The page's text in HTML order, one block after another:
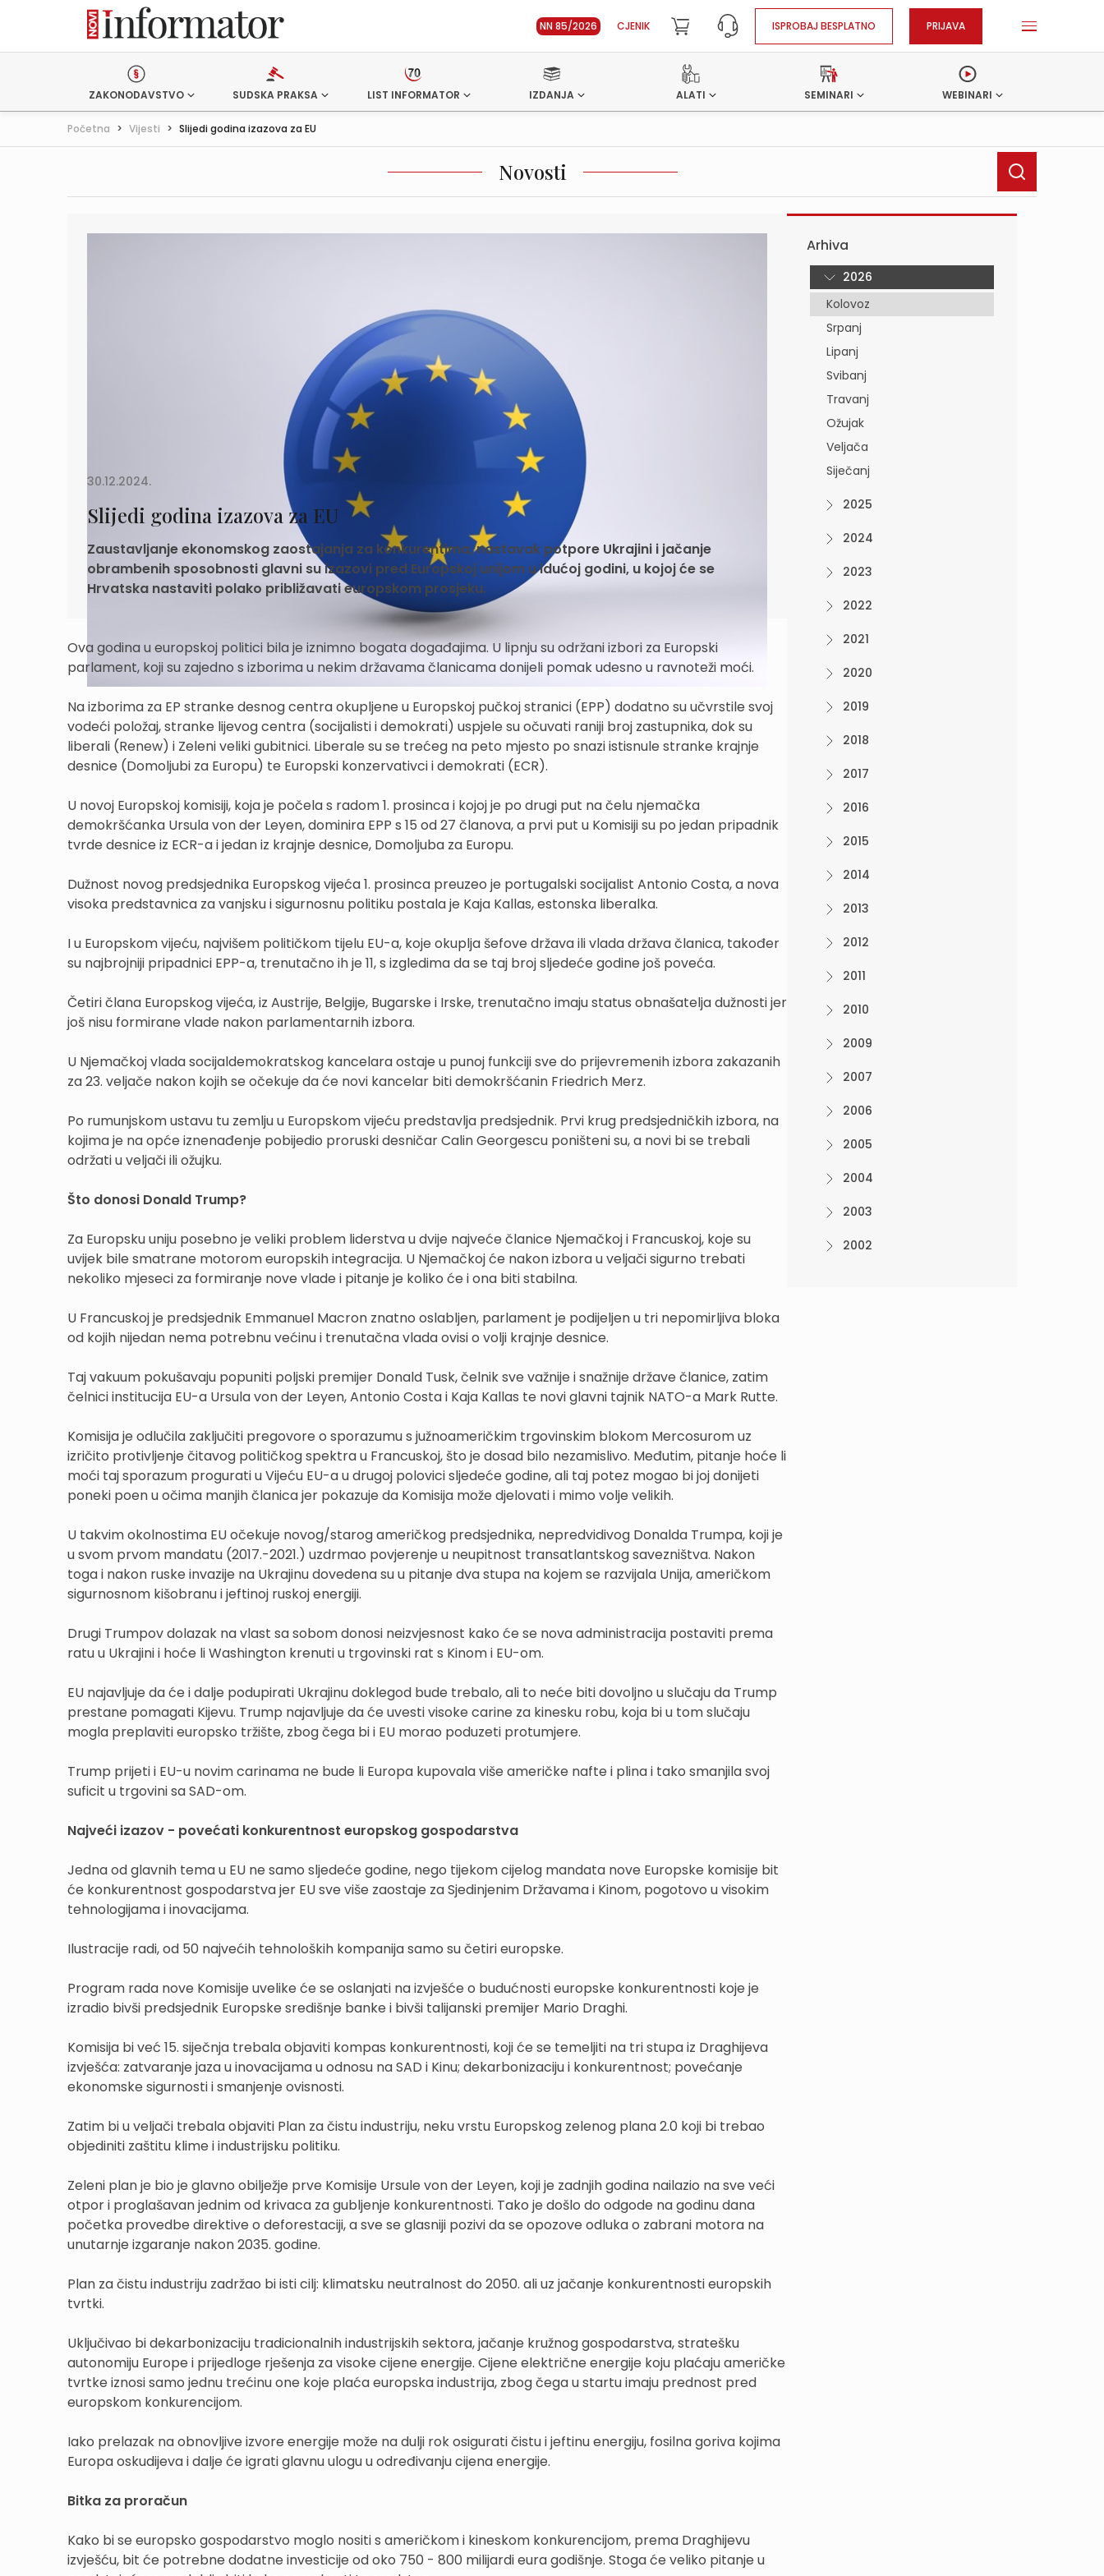
NN 85/2026 CJENIK ISPROBAJ BESPLATNO PRIJAVA
ZAKONODAVSTVO SUDSKA PRAKSA LIST INFORMATOR IZDANJA ALATI SEMINARI WEBINARI
Početna > Vijesti > Slijedi godina izazova za EU
Novosti
30.12.2024.
Slijedi godina izazova za EU
Zaustavljanje ekonomskog zaostajanja za konkurentima, nastavak potpore Ukrajini i jačanje
obrambenih sposobnosti glavni su izazovi pred Europskoj unijom u idućoj godini, u kojoj će se
Hrvatska nastaviti polako približavati europskom prosjeku.
Ova godina u europskoj politici bila je iznimno bogata događajima. U lipnju su održani izbori za Europski
parlament, koji su zajedno s izborima u nekim državama članicama donijeli pomak udesno u ravnoteži moći.
Na izborima za EP stranke desnog centra okupljene u Europskoj pučkoj stranici (EPP) dodatno su učvrstile svoj
vodeći položaj, stranke lijevog centra (socijalisti i demokrati) uspjele su očuvati raniji broj zastupnika, dok su
liberali (Renew) i Zeleni veliki gubitnici. Liberale su se trećeg na peto mjesto po snazi istisnule stranke krajnje
desnice (Domoljubi za Europu) te Europski konzervativci i demokrati (ECR).
U novoj Europskoj komisiji, koja je počela s radom 1. prosinca i kojoj je po drugi put na čelu njemačka
demokršćanka Ursula von der Leyen, dominira EPP s 15 od 27 članova, a prvi put u Komisiji su po jedan pripadnik
tvrde desnice iz ECR-a i jedan iz krajnje desnice, Domoljuba za Europu.
Dužnost novog predsjednika Europskog vijeća 1. prosinca preuzeo je portugalski socijalist Antonio Costa, a nova
visoka predstavnica za vanjsku i sigurnosnu politiku postala je Kaja Kallas, estonska liberalka.
I u Europskom vijeću, najvišem političkom tijelu EU-a, koje okuplja šefove država ili vlada država članica, također
su najbrojniji pripadnici EPP-a, trenutačno ih je 11, s izgledima da se taj broj sljedeće godine još poveća.
Četiri člana Europskog vijeća, iz Austrije, Belgije, Bugarske i Irske, trenutačno imaju status obnašatelja dužnosti jer
još nisu formirane vlade nakon parlamentarnih izbora.
U Njemačkoj vlada socijaldemokratskog kancelara ostaje u punoj funkciji sve do prijevremenih izbora zakazanih
za 23. veljače nakon kojih se očekuje da će novi kancelar biti demokršćanin Friedrich Merz.
Po rumunjskom ustavu tu zemlju u Europskom vijeću predstavlja predsjednik. Prvi krug predsjedničkih izbora, na
kojima je na opće iznenađenje pobijedio proruski desničar Calin Georgescu poništeni su, a novi bi se trebali
održati u veljači ili ožujku.
Što donosi Donald Trump?
Za Europsku uniju posebno je veliki problem liderstva u dvije najveće članice Njemačkoj i Francuskoj, koje su
uvijek bile smatrane motorom europskih integracija. U Njemačkoj će nakon izbora u veljači sigurno trebati
nekoliko mjeseci za formiranje nove vlade i pitanje je koliko će i ona biti stabilna.
U Francuskoj je predsjednik Emmanuel Macron znatno oslabljen, parlament je podijeljen u tri nepomirljiva bloka
od kojih nijedan nema potrebnu većinu i trenutačna vlada ovisi o volji krajnje desnice.
Taj vakuum pokušavaju popuniti poljski premijer Donald Tusk, čelnik sve važnije i snažnije države članice, zatim
čelnici institucija EU-a Ursula von der Leyen, Antonio Costa i Kaja Kallas te novi glavni tajnik NATO-a Mark Rutte.
Komisija je odlučila zaključiti pregovore o sporazumu s južnoameričkim trgovinskim blokom Mercosurom uz
izričito protivljenje čitavog političkog spektra u Francuskoj, što je dosad bilo nezamislivo. Međutim, pitanje hoće li
moći taj sporazum progurati u Vijeću EU-a u drugoj polovici sljedeće godine, ali taj potez mogao bi joj donijeti
poneki poen u očima manjih članica jer pokazuje da Komisija može djelovati i mimo volje velikih.
U takvim okolnostima EU očekuje novog/starog američkog predsjednika, nepredvidivog Donalda Trumpa, koji je
u svom prvom mandatu (2017.-2021.) uzdrmao povjerenje u neupitnost transatlantskog savezništva. Nakon
toga i nakon ruske invazije na Ukrajinu dovedena su u pitanje dva stupa na kojem se razvijala Unija, američkom
sigurnosnom kišobranu i jeftinoj ruskoj energiji.
Drugi Trumpov dolazak na vlast sa sobom donosi neizvjesnost kako će se nova administracija postaviti prema
ratu u Ukrajini i hoće li Washington krenuti u trgovinski rat s Kinom i EU-om.
EU najavljuje da će i dalje podupirati Ukrajinu doklegod bude trebalo, ali to neće biti dovoljno u slučaju da Trump
prestane pomagati Kijevu. Trump najavljuje da će uvesti visoke carine za kinesku robu, koja bi u tom slučaju
mogla preplaviti europsko tržište, zbog čega bi i EU morao poduzeti protumjere.
Trump prijeti i EU-u novim carinama ne bude li Europa kupovala više američke nafte i plina i tako smanjila svoj
suficit u trgovini sa SAD-om.
Najveći izazov - povećati konkurentnost europskog gospodarstva
Jedna od glavnih tema u EU ne samo sljedeće godine, nego tijekom cijelog mandata nove Europske komisije bit
će konkurentnost gospodarstva jer EU sve više zaostaje za Sjedinjenim Državama i Kinom, pogotovo u visokim
tehnologijama i inovacijama.
Ilustracije radi, od 50 najvećih tehnoloških kompanija samo su četiri europske.
Program rada nove Komisije uvelike će se oslanjati na izvješće o budućnosti europske konkurentnosti koje je
izradio bivši predsjednik Europske središnje banke i bivši talijanski premijer Mario Draghi.
Komisija bi već 15. siječnja trebala objaviti kompas konkurentnosti, koji će se temeljiti na tri stupa iz Draghijeva
izvješća: zatvaranje jaza u inovacijama u odnosu na SAD i Kinu; dekarbonizaciju i konkurentnost; povećanje
ekonomske sigurnosti i smanjenje ovisnosti.
Zatim bi u veljači trebala objaviti Plan za čistu industriju, neku vrstu Europskog zelenog plana 2.0 koji bi trebao
objediniti zaštitu klime i industrijsku politiku.
Zeleni plan je bio je glavno obilježje prve Komisije Ursule von der Leyen, koji je zadnjih godina nailazio na sve veći
otpor i proglašavan jednim od krivaca za gubljenje konkurentnosti. Tako je došlo do odgode na godinu dana
početka provedbe direktive o deforestaciji, a sve se glasniji pozivi da se opozove odluka o zabrani motora na
unutarnje izgaranje nakon 2035. godine.
Plan za čistu industriju zadržao bi isti cilj: klimatsku neutralnost do 2050. ali uz jačanje konkurentnosti europskih
tvrtki.
Uključivao bi dekarbonizaciju tradicionalnih industrijskih sektora, jačanje kružnog gospodarstva, stratešku
autonomiju Europe i prijedloge rješenja za visoke cijene energije. Cijene električne energije koju plaćaju američke
tvrtke iznosi samo jednu trećinu one koje plaća europska industrija, zbog čega u startu imaju prednost pred
europskom konkurencijom.
Iako prelazak na obnovljive izvore energije može na dulji rok osigurati čistu i jeftinu energiju, fosilna goriva kojima
Europa oskudijeva i dalje će igrati glavnu ulogu u određivanju cijena energije.
Bitka za proračun
Kako bi se europsko gospodarstvo moglo nositi s američkom i kineskom konkurencijom, prema Draghijevu
izvješću, bit će potrebne dodatne investicije od oko 750 - 800 milijardi eura godišnje. Stoga će veliko pitanje u
Arhiva
2026
Kolovoz
Srpanj
Lipanj
Svibanj
Travanj
Ožujak
Veljača
Siječanj
2025
2024
2023
2022
2021
2020
2019
2018
2017
2016
2015
2014
2013
2012
2011
2010
2009
2007
2006
2005
2004
2003
2002